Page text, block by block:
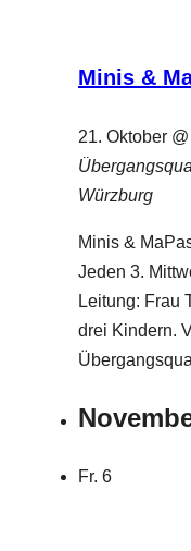
Minis &
21. Oktober
Würzburg
Minis &
Jeden 3.
Leitung: Frau
drei Kindern.
Fr. 6